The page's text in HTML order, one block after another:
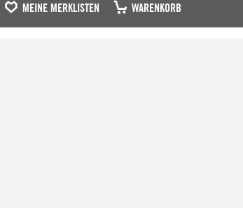
MEINE MERKLISTEN WARENKORB